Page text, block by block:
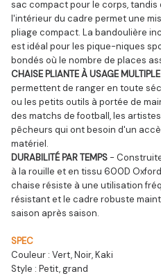
sac compact pour le corps,
l'intérieur du cadre permet une
pliage compact. La bandoulière
est idéal pour les pique-niques
bondés où le nombre de places
CHAISE PLIANTE À USAGE MULTIPLE
permettent de ranger en toute
ou les petits outils à portée de
des matchs de football, les
pêcheurs qui ont besoin d'un
matériel.
DURABILITÉ PAR TEMPS -
à la rouille et en tissu 600D
chaise résiste à une utilisation
résistant et le cadre robuste
saison après saison.
SPEC
Couleur : Vert, Noir, Kaki
Style : Petit, grand